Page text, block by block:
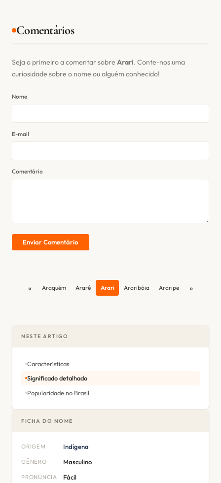
Comentários
Seja o primeiro a comentar sobre Arari. Conte-nos uma
curiosidade sobre o nome ou alguém conhecido!
Nome
E-mail
Comentário
Enviar Comentário
« Araquém Ararê Arari Araribóia Araripe »
NESTE ARTIGO
Características
Significado detalhado
Popularidade no Brasil
FICHA DO NOME
ORIGEM Indígena
GÊNERO Masculino
PRONÚNCIA Fácil